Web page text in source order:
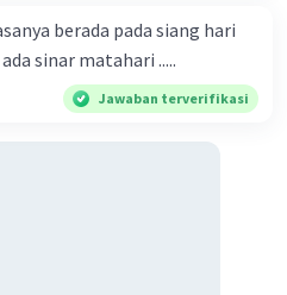
berada pada siang hari
sinar matahari .....
Jawaban terverifikasi